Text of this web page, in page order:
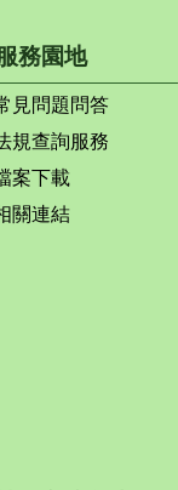
務園地
見問題問答
規查詢服務
案下載
關連結